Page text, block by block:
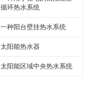
循环热水系统
一种阳台壁挂热水系统
太阳能热水器
太阳能区域中央热水系统